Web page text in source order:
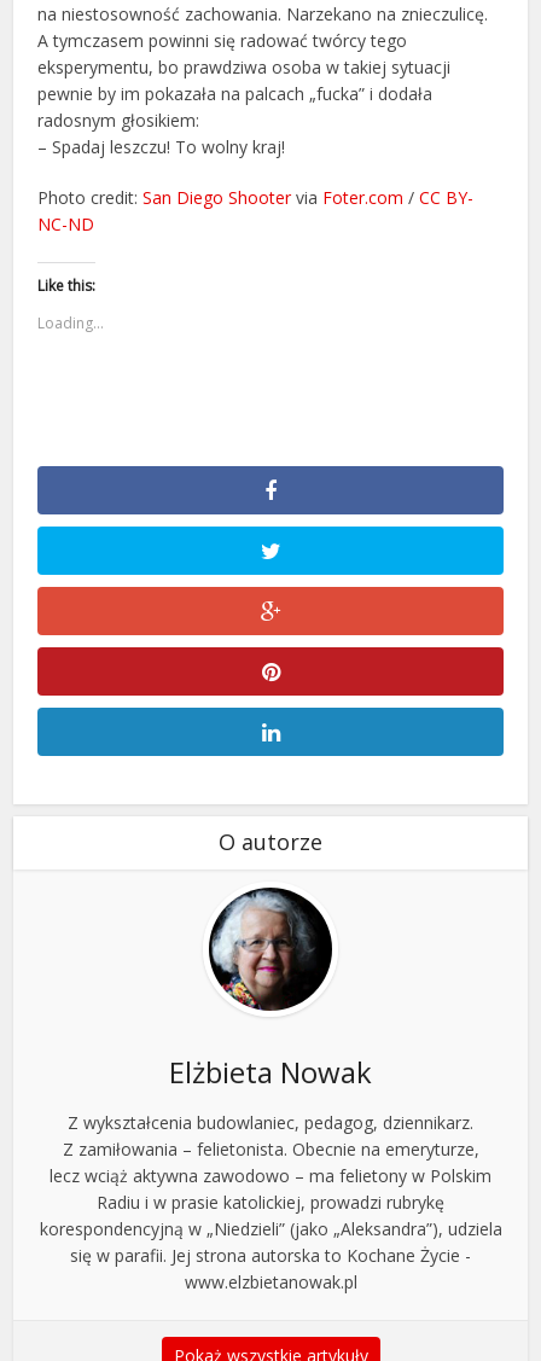
na niestosowność zachowania. Narzekano na znieczulicę.
A tymczasem powinni się radować twórcy tego
eksperymentu, bo prawdziwa osoba w takiej sytuacji
pewnie by im pokazała na palcach „fucka” i dodała
radosnym głosikiem:
– Spadaj leszczu! To wolny kraj!
Photo credit:San Diego Shootervia Foter.com /CC BY-
NC-ND
Like this:
Loading...
O autorze
Elżbieta Nowak
Z wykształcenia budowlaniec, pedagog, dziennikarz.
Z zamiłowania – felietonista. Obecnie na emeryturze,
lecz wciąż aktywna zawodowo – ma felietony w Polskim
Radiu i w prasie katolickiej, prowadzi rubrykę
korespondencyjną w „Niedzieli” (jako „Aleksandra”), udziela
się w parafii. Jej strona autorska to Kochane Życie -
www.elzbietanowak.pl
Pokaż wszystkie artykuły